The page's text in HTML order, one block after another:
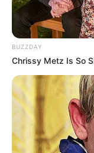
BUZZDAY
Chrissy Metz Is So